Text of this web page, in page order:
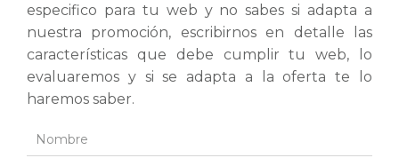
especifico para tu web y no sabes si adapta a
nuestra promoción, escribirnos en detalle las
características que debe cumplir tu web, lo
evaluaremos y si se adapta a la oferta te lo
haremos saber.